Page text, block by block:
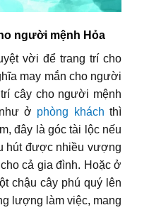
người mệnh Hỏa
vời để trang trí cho
may mắn cho người
cây cho người mệnh
ở phòng khách thì
đây là góc tài lộc nếu
hút được nhiều vượng
cả gia đình. Hoặc ở
chậu cây phú quý lên
lượng làm việc, mang